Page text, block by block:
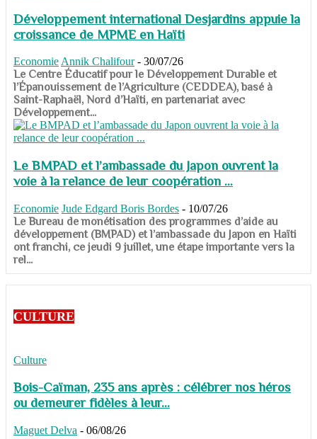
Développement international Desjardins appuie la
croissance de MPME en Haïti
Economie Annik Chalifour - 30/07/26
​​​​​​​Le Centre Éducatif pour le Développement Durable et
l’Épanouissement de l’Agriculture (CEDDEA), basé à
Saint-Raphaël, Nord d’Haïti, en partenariat avec
Développement...
Le BMPAD et l’ambassade du Japon ouvrent la
voie à la relance de leur coopération ...
Economie Jude Edgard Boris Bordes - 10/07/26
​​​​​​​Le Bureau de monétisation des programmes d’aide au
développement (BMPAD) et l’ambassade du Japon en Haïti
ont franchi, ce jeudi 9 juillet, une étape importante vers la
rel...
CULTURE
Culture
Bois-Caïman, 235 ans après : célébrer nos héros
ou demeurer fidèles à leur...
Maguet Delva - 06/08/26